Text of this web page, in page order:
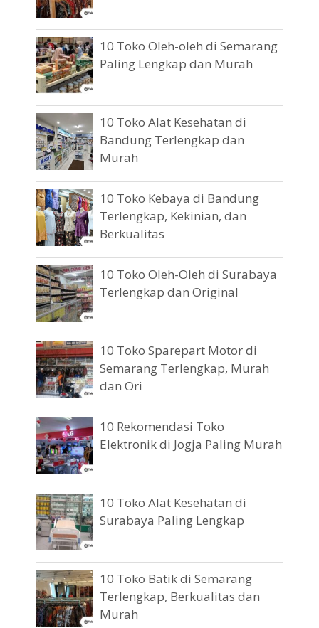
10 Toko Oleh-oleh di Semarang
Paling Lengkap dan Murah
10 Toko Alat Kesehatan di
Bandung Terlengkap dan
Murah
10 Toko Kebaya di Bandung
Terlengkap, Kekinian, dan
Berkualitas
10 Toko Oleh-Oleh di Surabaya
Terlengkap dan Original
10 Toko Sparepart Motor di
Semarang Terlengkap, Murah
dan Ori
10 Rekomendasi Toko
Elektronik di Jogja Paling Murah
10 Toko Alat Kesehatan di
Surabaya Paling Lengkap
10 Toko Batik di Semarang
Terlengkap, Berkualitas dan
Murah